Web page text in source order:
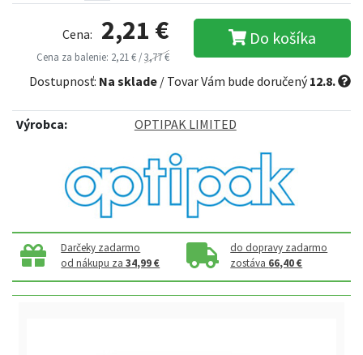
Cena: 2,21 €
Cena za balenie: 2,21 € /3,77 €
Do košíka
Dostupnosť: Na sklade / Tovar Vám bude doručený12.8.
Výrobca: OPTIPAK LIMITED
Darčeky zadarmo
od nákupu za34,99 €
do dopravy zadarmo
zostáva 66,40 €